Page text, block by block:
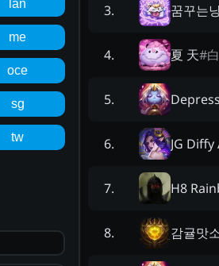
lan
me
oce
sg
tw
3. 꿈꾸는
4. 夏 天#
5.
6. JG Diffy
7. H8
8. 감귤맛